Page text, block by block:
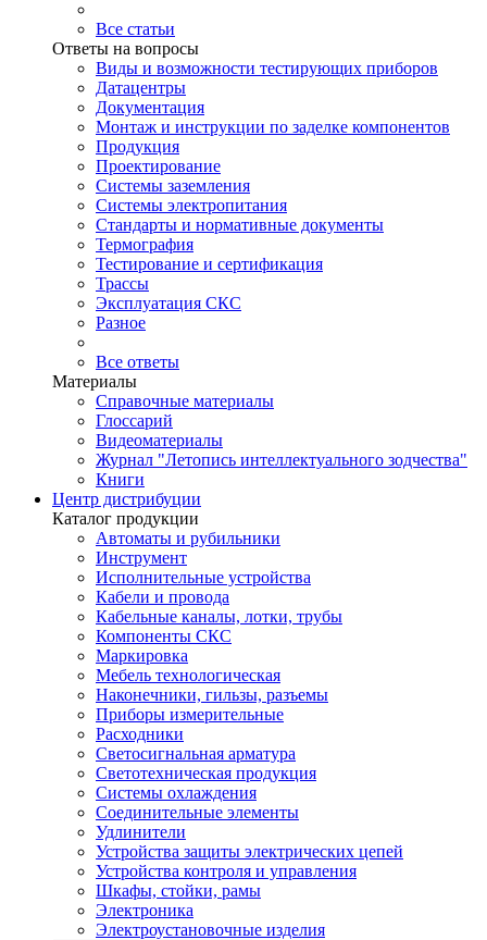
Все статьи
Ответы на вопросы
Виды и возможности тестирующих приборов
Датацентры
Документация
Монтаж и инструкции по заделке компонентов
Продукция
Проектирование
Системы заземления
Системы электропитания
Стандарты и нормативные документы
Термография
Тестирование и сертификация
Трассы
Эксплуатация СКС
Разное
Все ответы
Материалы
Справочные материалы
Глоссарий
Видеоматериалы
Журнал "Летопись интеллектуального зодчества"
Книги
Центр дистрибуции
Каталог продукции
Автоматы и рубильники
Инструмент
Исполнительные устройства
Кабели и провода
Кабельные каналы, лотки, трубы
Компоненты СКС
Маркировка
Мебель технологическая
Наконечники, гильзы, разъемы
Приборы измерительные
Расходники
Светосигнальная арматура
Светотехническая продукция
Системы охлаждения
Соединительные элементы
Удлинители
Устройства защиты электрических цепей
Устройства контроля и управления
Шкафы, стойки, рамы
Электроника
Электроустановочные изделия